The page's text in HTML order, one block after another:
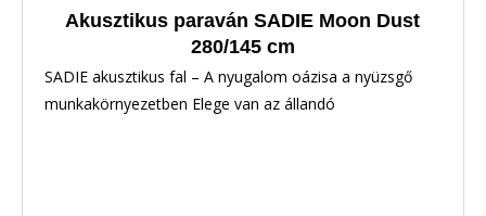
Akusztikus paraván SADIE Moon Dust
280/145 cm
SADIE akusztikus fal – A nyugalom oázisa a nyüzsgő
munkakörnyezetben Elege van az állandó